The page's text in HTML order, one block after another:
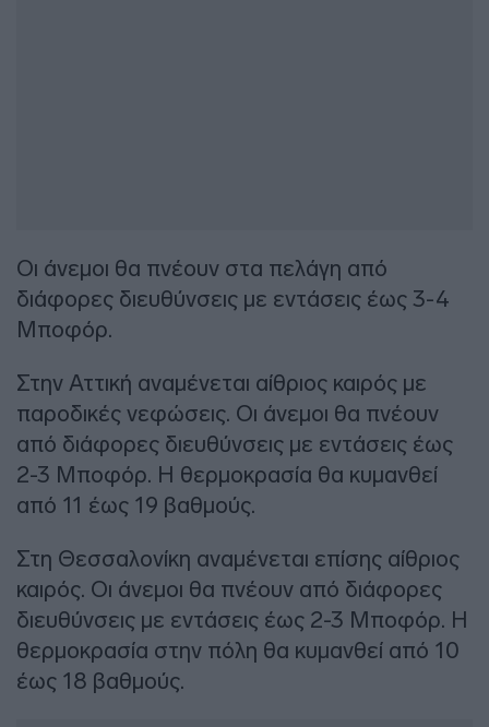
Οι άνεμοι θα πνέουν στα πελάγη από
διάφορες διευθύνσεις με εντάσεις έως 3-4
Μποφόρ.
Στην Αττική αναμένεται αίθριος καιρός με
παροδικές νεφώσεις. Οι άνεμοι θα πνέουν
από διάφορες διευθύνσεις με εντάσεις έως
2-3 Μποφόρ. Η θερμοκρασία θα κυμανθεί
από 11 έως 19 βαθμούς.
Στη Θεσσαλονίκη αναμένεται επίσης αίθριος
καιρός. Οι άνεμοι θα πνέουν από διάφορες
διευθύνσεις με εντάσεις έως 2-3 Μποφόρ. Η
θερμοκρασία στην πόλη θα κυμανθεί από 10
έως 18 βαθμούς.